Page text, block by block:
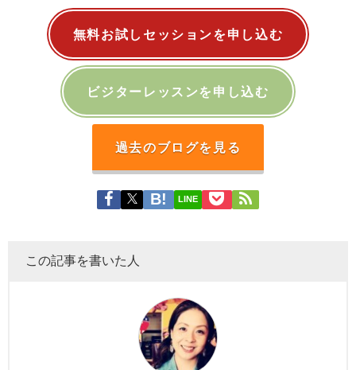
無料お試しセッションを申し込む
ビジターレッスンを申し込む
過去のブログを見る
LINE
この記事を書いた人